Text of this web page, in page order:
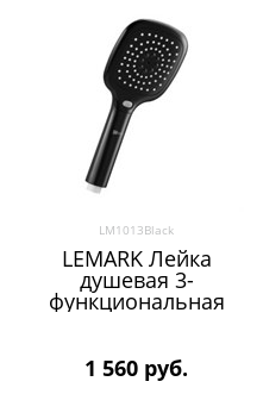
LM1013Black
LEMARK Лейка
душевая 3-
функциональная
1 560 руб.